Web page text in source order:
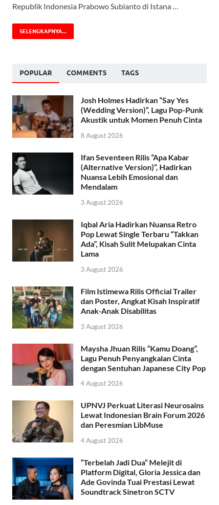
Republik Indonesia Prabowo Subianto di Istana …
SELENGKAPNYA...
POPULAR COMMENTS TAGS
Josh Holmes Hadirkan “Say Yes
(Wedding Version)”, Lagu Pop-Punk
Akustik untuk Momen Penuh Cinta
8 August 2026
Ifan Seventeen Rilis “Apa Kabar
(Alternative Version)”, Hadirkan
Nuansa Lebih Emosional dan
Mendalam
3 August 2026
Iqbal Aria Hadirkan Nuansa Retro
Pop Lewat Single Terbaru “Takkan
Ada”, Kisah Sulit Melupakan Cinta
Lama
3 August 2026
Film Istimewa Rilis Official Trailer
dan Poster, Angkat Kisah Inspiratif
Anak-Anak Disabilitas
3 August 2026
Maysha Jhuan Rilis “Kamu Doang”,
Lagu Penuh Penyangkalan Cinta
dengan Sentuhan Japanese City Pop
4 August 2026
UPNVJ Perkuat Literasi Neurosains
Lewat Indonesian Brain Forum 2026
dan Peresmian LibMuse
4 August 2026
“Terbelah Jadi Dua” Melejit di
Platform Digital, Gloria Jessica dan
Ade Govinda Tuai Prestasi Lewat
Soundtrack Sinetron SCTV